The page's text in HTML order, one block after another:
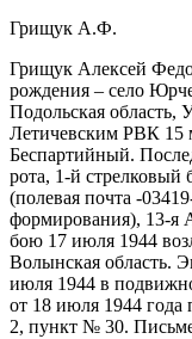
Грищук А.Ф.
Грищук Алексей
рождения – село
Подольская область,
Летичевским РВК 15
Беспартийный.
рота, 1-й стрелковый
(полевая почта -
формирования), 13-я
бою 17 июля 1944
Волынская область.
июля 1944 в
от 18 июля 1944 года
2, пункт № 30.